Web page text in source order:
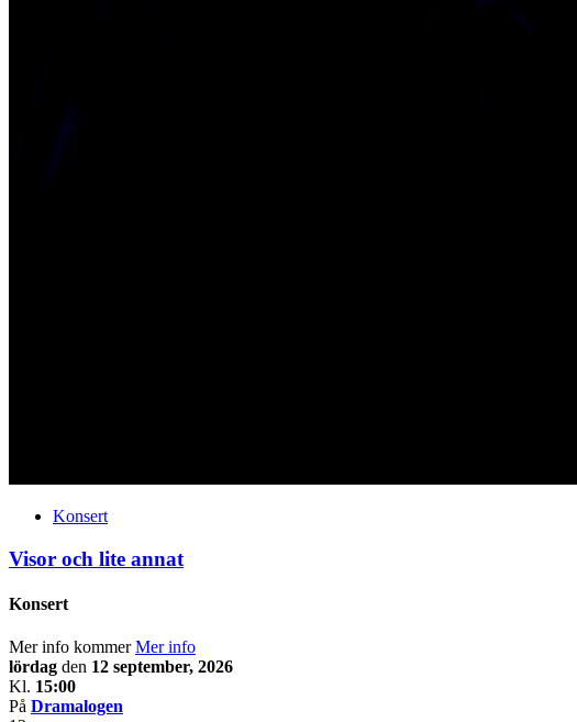
Konsert
Visor och lite annat
Konsert
Mer info kommerMer info
lördag den 12 september, 2026
Kl. 15:00
På Dramalogen